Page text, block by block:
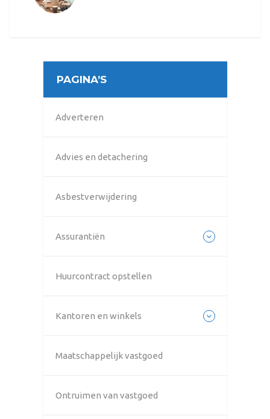
PAGINA’S
Adverteren
Advies en detachering
Asbestverwijdering
Assurantiën
Huurcontract opstellen
Kantoren en winkels
Maatschappelijk vastgoed
Ontruimen van vastgoed